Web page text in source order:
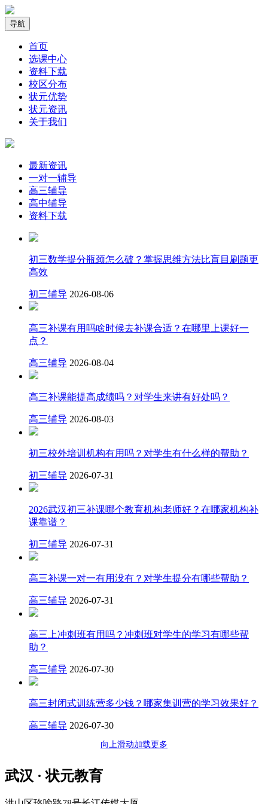
导航
首页
选课中心
资料下载
校区分布
状元优势
状元资讯
关于我们
最新资讯
一对一辅导
高三辅导
高中辅导
资料下载
​初三数学提分瓶颈怎么破？掌握思维方法比盲目刷题更
高效
初三辅导 2026-08-06
高三补课有用吗啥时候去补课合适？在哪里上课好一
点？
高三辅导 2026-08-04
高三补课能提高成绩吗？对学生来讲有好处吗？
高三辅导 2026-08-03
初三校外培训机构有用吗？对学生有什么样的帮助？
初三辅导 2026-07-31
2026武汉初三补课哪个教育机构老师好？在哪家机构补
课靠谱？
初三辅导 2026-07-31
高三补课一对一有用没有？对学生提分有哪些帮助？
高三辅导 2026-07-31
高三上冲刺班有用吗？冲刺班对学生的学习有哪些帮
助？
高三辅导 2026-07-30
高三封闭式训练营多少钱？哪家集训营的学习效果好？
高三辅导 2026-07-30
向上滑动加载更多
武汉 · 状元教育